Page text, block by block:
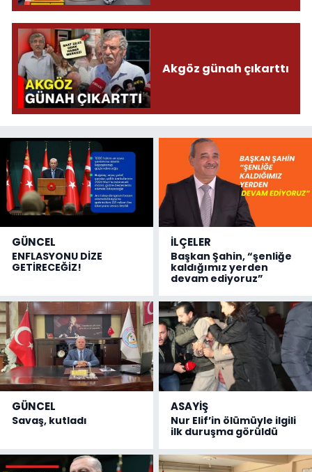
Akgöz günah çıkarttı
GÜNCEL
ENFLASYONU DİZE
GETİRECEĞİZ!
İLÇELER
Başkan Şahin, “şenliğe
kaldığımız yerden
devam ediyoruz”
GÜNCEL
Savaş, kutladı
ASAYİŞ
Nur Elif’in ölümüyle ilgili
ilk duruşma görüldü